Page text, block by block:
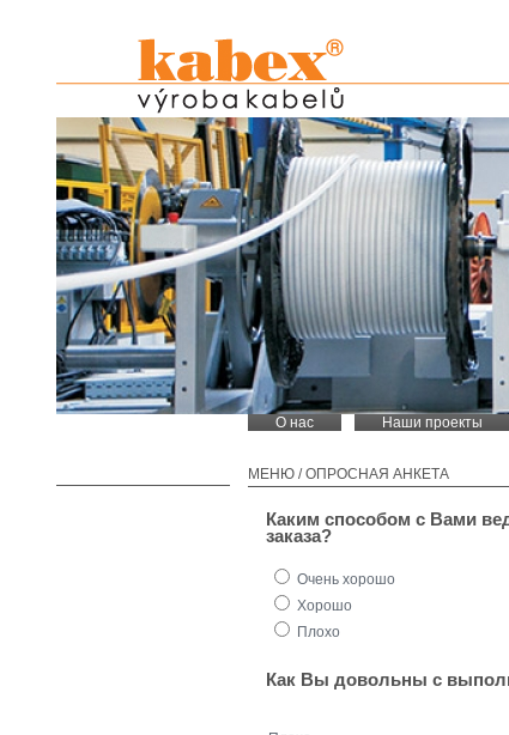
О нас Наши проекты
МЕНЮ/ОПРОСНАЯ АНКЕТА
Каким способом с Вами
заказа?
Очень хорошо
Хорошо
Плохо
Как Вы довольны с